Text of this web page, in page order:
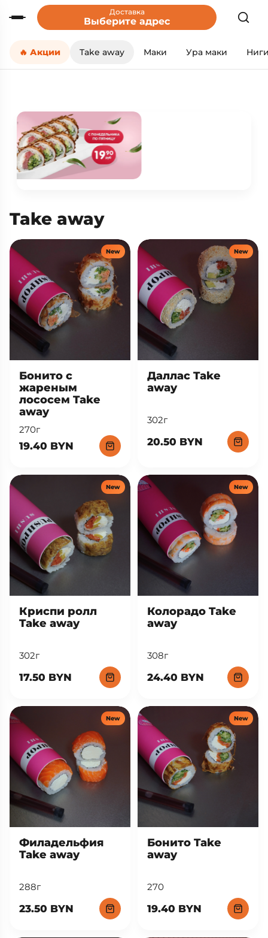
Доставка
Выберите адрес
🔥 Акции Take away Маки Ура маки
Take away
New
Бонито с
жареным
лососем Take
away
270г
19.40 BYN
New
Даллас Take
away
302г
20.50 BYN
New
Криспи ролл
Take away
302г
17.50 BYN
New
Колорадо Take
away
308г
24.40 BYN
New
Филадельфия
Take away
288г
23.50 BYN
New
Бонито Take
away
270
19.40 BYN